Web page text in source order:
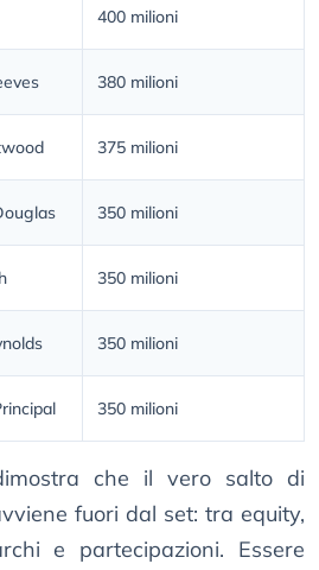
400 milioni
380 milioni
375 milioni
350 milioni
350 milioni
350 milioni
350 milioni
che il vero salto di
fuori dal set: tra equity,
e partecipazioni. Essere